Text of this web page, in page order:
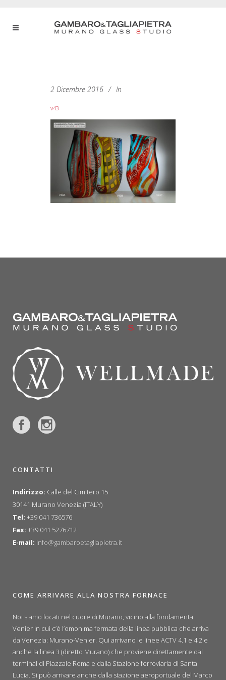
2 Dicembre 2016 In
v43
CONTATTI
Indirizzo: Calle del Cimitero 15
30141 Murano Venezia (ITALY)
Tel: +39 041 736576
Fax: +39 041 5276712
E-mail: info@gambaroetagliapietra.it
COME ARRIVARE ALLA NOSTRA FORNACE
Noi siamo locati nel cuore di Murano, vicino alla fondamenta
Venier in cui c’è l’omonima fermata della linea pubblica che arriva
da Venezia: Murano-Venier. Qui arrivano le linee ACTV 4.1 e 4.2 e
anche la linea 3 (diretto Murano) che proviene direttamente dal
terminal di Piazzale Roma e dalla Stazione ferroviaria di Santa
Lucia. Si può arrivare anche dalla stazione aeroportuale del Marco